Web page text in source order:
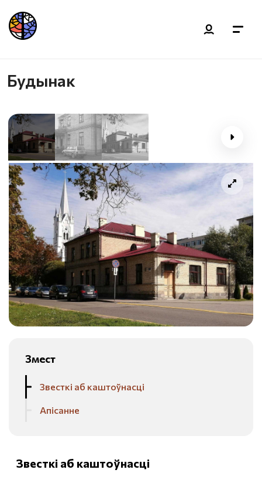
Будынак
Змест
Звесткі аб каштоўнасці
Апісанне
Звесткі аб каштоўнасці